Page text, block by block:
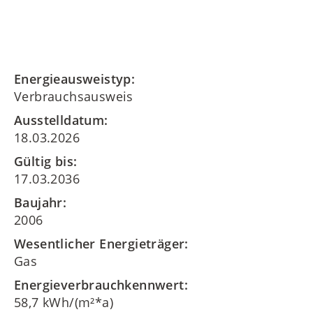
Energieausweistyp:
Verbrauchsausweis
Ausstelldatum:
18.03.2026
Gültig bis:
17.03.2036
Baujahr:
2006
Wesentlicher Energieträger:
Gas
Energieverbrauchkennwert:
58,7 kWh/(m²*a)